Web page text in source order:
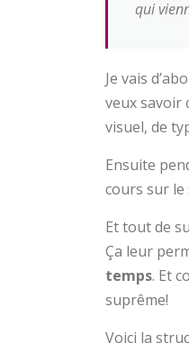
qui
Je vais
veux savoir
visuel, de
Ensuite
cours sur
Et tout de
Ça leur
temps. Et
suprême!
Voici la